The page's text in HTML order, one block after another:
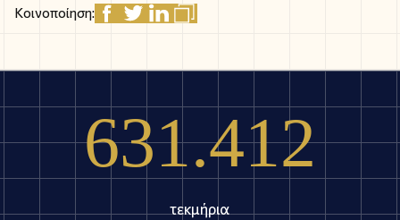
Κοινοποίηση:
631.412
τεκμήρια